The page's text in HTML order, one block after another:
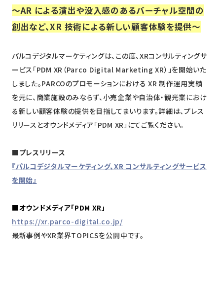
資料ダウンロード お問い合わせ
～AR による演出や没入感のあるバーチャル空間の
創出など、XR 技術による新しい顧客体験を提供～
パルコデジタルマーケティングは、この度、XRコンサルティングサ
ービス「PDM XR（Parco Digital Marketing XR）」を開始いた
しました。PARCOのプロモーションにおける XR 制作運用実績
を元に、商業施設のみならず、小売企業や自治体・観光業におけ
る新しい顧客体験の提供を目指してまいります。詳細は、プレス
リリースとオウンドメディア「PDM XR」にてご覧ください。
■プレスリリース
『パルコデジタルマーケティング、XR コンサルティングサービス
を開始』
■オウンドメディア「PDM XR」
https://xr.parco-digital.co.jp/
最新事例やXR業界TOPICSを公開中です。